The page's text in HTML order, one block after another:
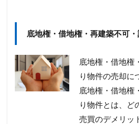
底地権・借地権・再建築不可
底地権・借地権
り物件の売却に
底地権・借地権
り物件とは、ど
売買のデメリッ